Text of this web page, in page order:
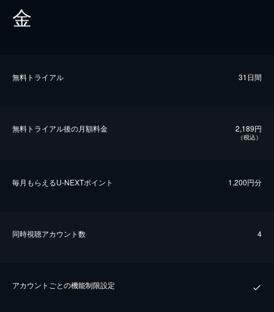
金
無料トライアル 31日間
無料トライアル後の⽉額料金 2,189円
（税込）
毎⽉もらえるU-NEXTポイント 1,200円分
同時視聴アカウント数 4
アカウントごとの機能制限設定